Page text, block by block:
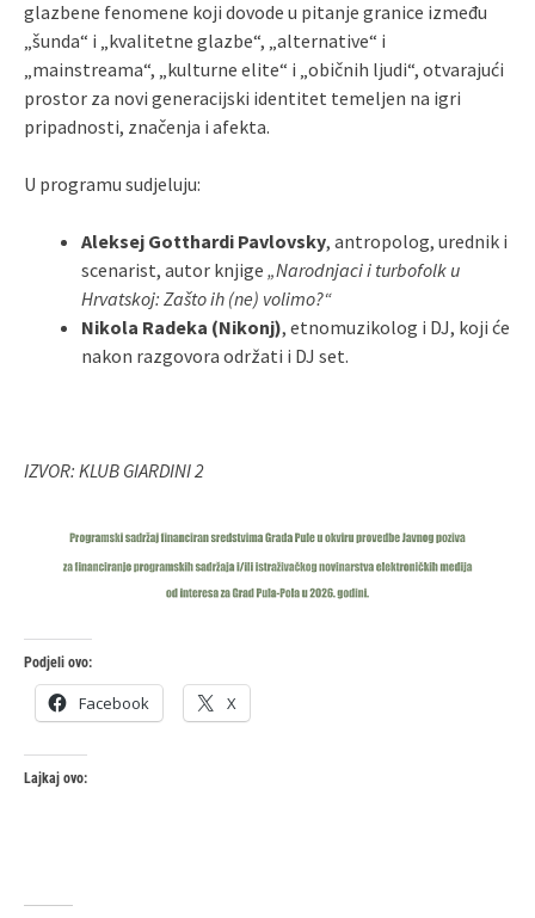
glazbene fenomene koji dovode u pitanje granice između
„šunda“ i „kvalitetne glazbe“, „alternative“ i
„mainstreama“, „kulturne elite“ i „običnih ljudi“, otvarajući
prostor za novi generacijski identitet temeljen na igri
pripadnosti, značenja i afekta.
U programu sudjeluju:
Aleksej Gotthardi Pavlovsky, antropolog, urednik i
scenarist, autor knjige „Narodnjaci i turbofolk u
Hrvatskoj: Zašto ih (ne) volimo?“
Nikola Radeka (Nikonj), etnomuzikolog i DJ, koji će
nakon razgovora održati i DJ set.
IZVOR: KLUB GIARDINI 2
Podjeli ovo:
Facebook X
Lajkaj ovo: